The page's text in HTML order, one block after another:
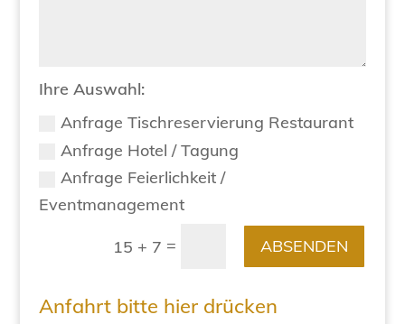
Ihre Auswahl:
Anfrage Tischreservierung Restaurant
Anfrage Hotel / Tagung
Anfrage Feierlichkeit /
Eventmanagement
15 + 7 = ABSENDEN
Anfahrt bitte hier drücken